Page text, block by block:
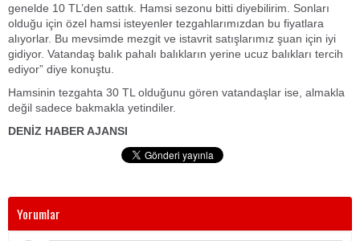
genelde 10 TL’den sattık. Hamsi sezonu bitti diyebilirim. Sonları
olduğu için özel hamsi isteyenler tezgahlarımızdan bu fiyatlara
alıyorlar. Bu mevsimde mezgit ve istavrit satışlarımız şuan için iyi
gidiyor. Vatandaş balık pahalı balıkların yerine ucuz balıkları tercih
ediyor” diye konuştu.
Hamsinin tezgahta 30 TL olduğunu gören vatandaşlar ise, almakla
değil sadece bakmakla yetindiler.
DENİZ HABER AJANSI
Yorumlar